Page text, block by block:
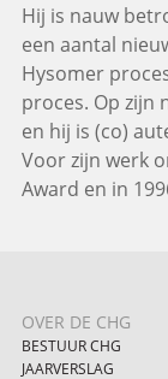
Hij is nauw
een aantal
Hysomer
proces. Op zijn
en hij is (co)
Voor zijn werk
Award en in
OVER DE CHG
BESTUUR CHG
JAARVERSLAG